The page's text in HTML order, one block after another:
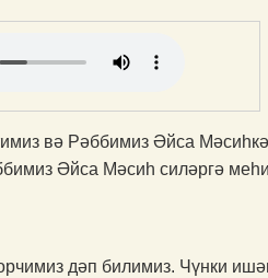
вә Рәббимиз Әйса
Әйса Мәсиһ силәргә
дәп билимиз. Чүнки